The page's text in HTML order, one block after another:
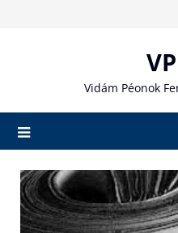
Vidám Péonok